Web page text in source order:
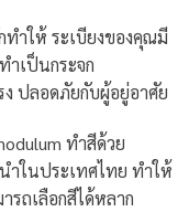
ำให้ ระเบียงของคุณมี
ำเป็นกระจก
ปลอดภัยกับผู้อยู่อาศัย
ทำสีด้วย
ำในประเทศไทย ทำให้
ถเลือกสีได้หลาก